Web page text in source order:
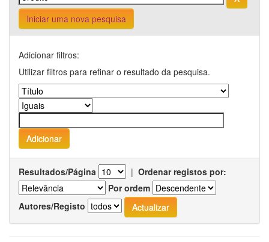
Iniciar uma nova pesquisa
Adicionar filtros:
Utilizar filtros para refinar o resultado da pesquisa.
Resultados/Página | Ordenar registos por:
Por ordem
Autores/Registo